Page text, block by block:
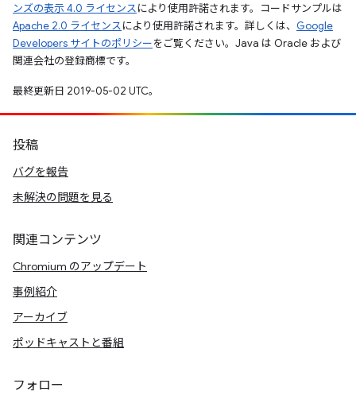
ンズの表示 4.0 ライセンスにより使用許諾されます。コードサンプルは
Apache 2.0 ライセンスにより使用許諾されます。詳しくは、 Google
Developers サイトのポリシーをご覧ください。Java は Oracle および
関連会社の登録商標です。
最終更新日 2019-05-02 UTC。
投稿
バグを報告
未解決の問題を見る
関連コンテンツ
Chromium のアップデート
事例紹介
アーカイブ
ポッドキャストと番組
フォロー